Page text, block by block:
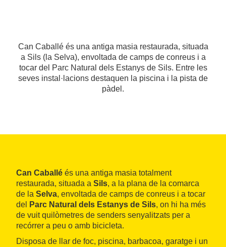
Can Caballé és una antiga masia restaurada, situada
a Sils (la Selva), envoltada de camps de conreus i a
tocar del Parc Natural dels Estanys de Sils. Entre les
seves instal·lacions destaquen la piscina i la pista de
pàdel.
Can Caballé és una antiga masia totalment
restaurada, situada a Sils, a la plana de la comarca
de la Selva, envoltada de camps de conreus i a tocar
del
Parc Natural dels Estanys de Sils, on hi ha més
de vuit quilòmetres de senders senyalitzats per a
recórrer a peu o amb bicicleta.
Disposa de llar de foc, piscina, barbacoa, garatge i un